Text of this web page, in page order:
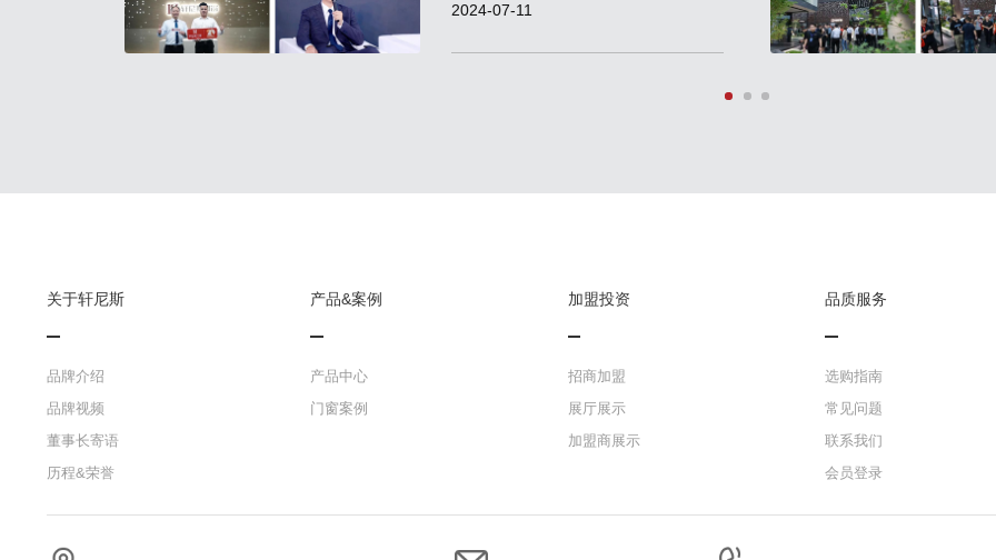
2024-07-11
关于轩尼斯
品牌介绍
品牌视频
董事长寄语
历程&荣誉
产品&案例
产品中心
门窗案例
加盟投资
招商加盟
展厅展示
加盟商展示
品质服务
选购指南
常见问题
联系我们
会员登录